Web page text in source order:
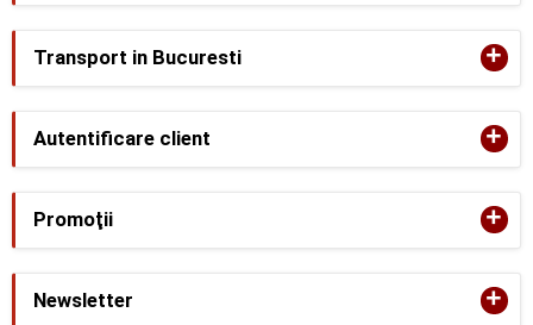
Transport in Bucuresti +
Autentificare client +
Promoţii +
Newsletter +